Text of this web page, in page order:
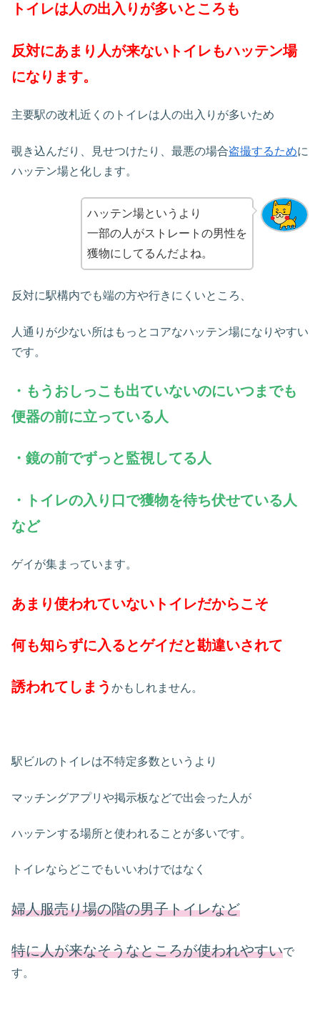
トイレは人の出入りが多いところも
反対にあまり人が来ないトイレもハッテン場
になります。
主要駅の改札近くのトイレは人の出入りが多いため
覗き込んだり、見せつけたり、最悪の場合盗撮するために
ハッテン場と化します。
ハッテン場というより
一部の人がストレートの男性を
獲物にしてるんだよね。
反対に駅構内でも端の方や行きにくいところ、
人通りが少ない所はもっとコアなハッテン場になりやすい
です。
・もうおしっこも出ていないのにいつまでも
便器の前に立っている人
・鏡の前でずっと監視してる人
・トイレの入り口で獲物を待ち伏せている人
など
ゲイが集まっています。
あまり使われていないトイレだからこそ
何も知らずに入るとゲイだと勘違いされて
誘われてしまう かもしれません。
駅ビルのトイレは不特定多数というより
マッチングアプリや掲示板などで出会った人が
ハッテンする場所と使われることが多いです。
トイレならどこでもいいわけではなく
婦人服売り場の階の男子トイレなど
特に人が来なそうなところが使われやすいで
す。